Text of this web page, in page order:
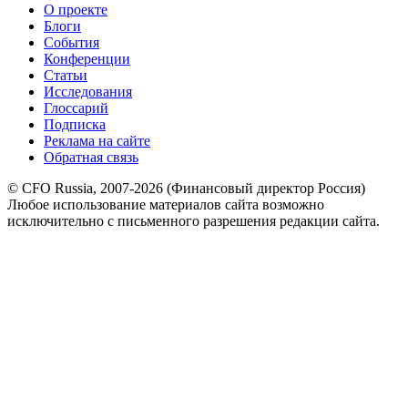
О проекте
Блоги
События
Конференции
Статьи
Исследования
Глоссарий
Подписка
Реклама на сайте
Обратная связь
© CFO Russia, 2007-2026 (Финансовый директор Россия)
Любое использование материалов сайта возможно
исключительно с письменного разрешения редакции сайта.